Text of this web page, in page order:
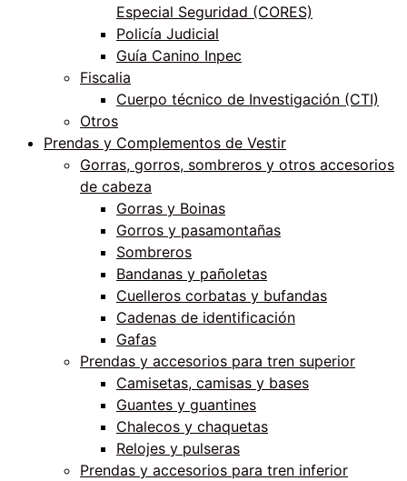
Especial Seguridad (CORES)
Policía Judicial
Guía Canino Inpec
Fiscalia
Cuerpo técnico de Investigación (CTI)
Otros
Prendas y Complementos de Vestir
Gorras, gorros, sombreros y otros accesorios
de cabeza
Gorras y Boinas
Gorros y pasamontañas
Sombreros
Bandanas y pañoletas
Cuelleros corbatas y bufandas
Cadenas de identificación
Gafas
Prendas y accesorios para tren superior
Camisetas, camisas y bases
Guantes y guantines
Chalecos y chaquetas
Relojes y pulseras
Prendas y accesorios para tren inferior